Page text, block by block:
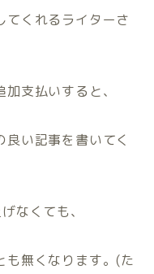
てくれるライターさ
加支払いすると、
い記事を書いてく
なくても、
も無くなります。(た